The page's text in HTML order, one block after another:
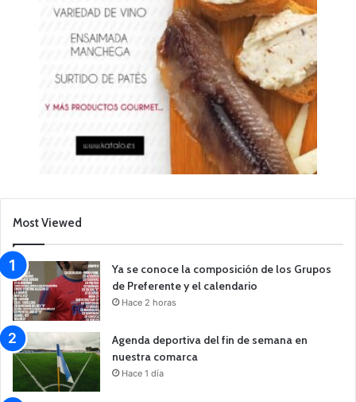
Most Viewed
Ya se conoce la composición de los Grupos
de Preferente y el calendario
Hace 2 horas
Agenda deportiva del fin de semana en
nuestra comarca
Hace 1 día